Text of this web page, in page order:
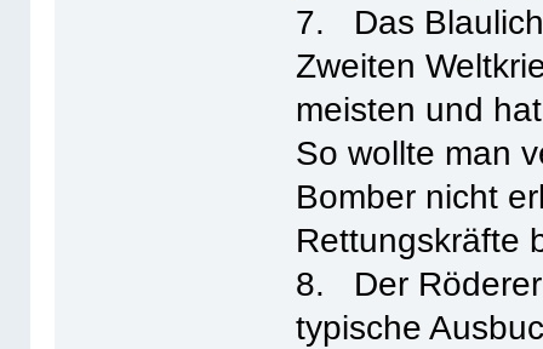
7. Das
Zweiten
meisten und
So wollte man
Bomber nicht
Rettungskräfte
8. Der Röderer
typische